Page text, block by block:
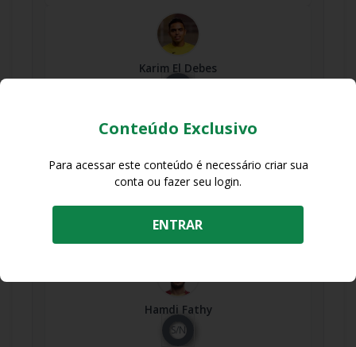
Karim El Debes
Nº
Ahmed Koka
MEIO-CAMPISTA
Hamdi Fathy
S/N
Conteúdo Exclusivo
Para acessar este conteúdo é necessário criar sua
conta ou fazer seu login.
ENTRAR